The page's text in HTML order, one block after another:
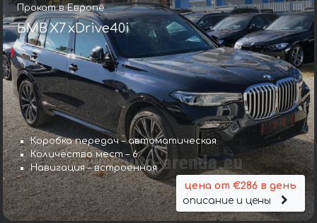
Прокат в Европе
БМВ X7 xDrive40i
Коробка передач – автоматическая
Количество мест – 6
Навигация – встроенная
цена от €286 в день
описание и цены